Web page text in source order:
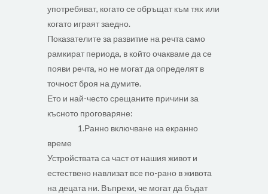
употребяват, когато се обръщат към тях или
когато играят заедно.
Показателите за развитие на речта само
рамкират периода, в който очакваме да се
появи речта, но не могат да определят в
точност броя на думите.
Ето и най-често срещаните причини за
късното проговаряне:
1.Ранно включване на екранно
време
Устройствата са част от нашия живот и
естествено навлизат все по-рано в живота
на децата ни. Въпреки, че могат да бъдат